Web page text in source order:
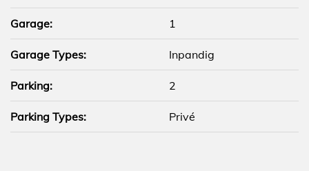
Garage: 1
Garage Types: Inpandig
Parking: 2
Parking Types: Privé